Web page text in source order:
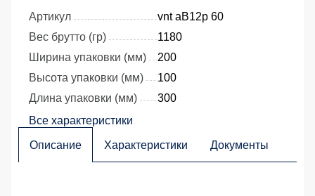
Артикул
vnt aB12p 60
Вес брутто (гр)
1180
Ширина упаковки (мм)
200
Высота упаковки (мм)
100
Длина упаковки (мм)
300
Все характеристики
Описание Характеристики Документы